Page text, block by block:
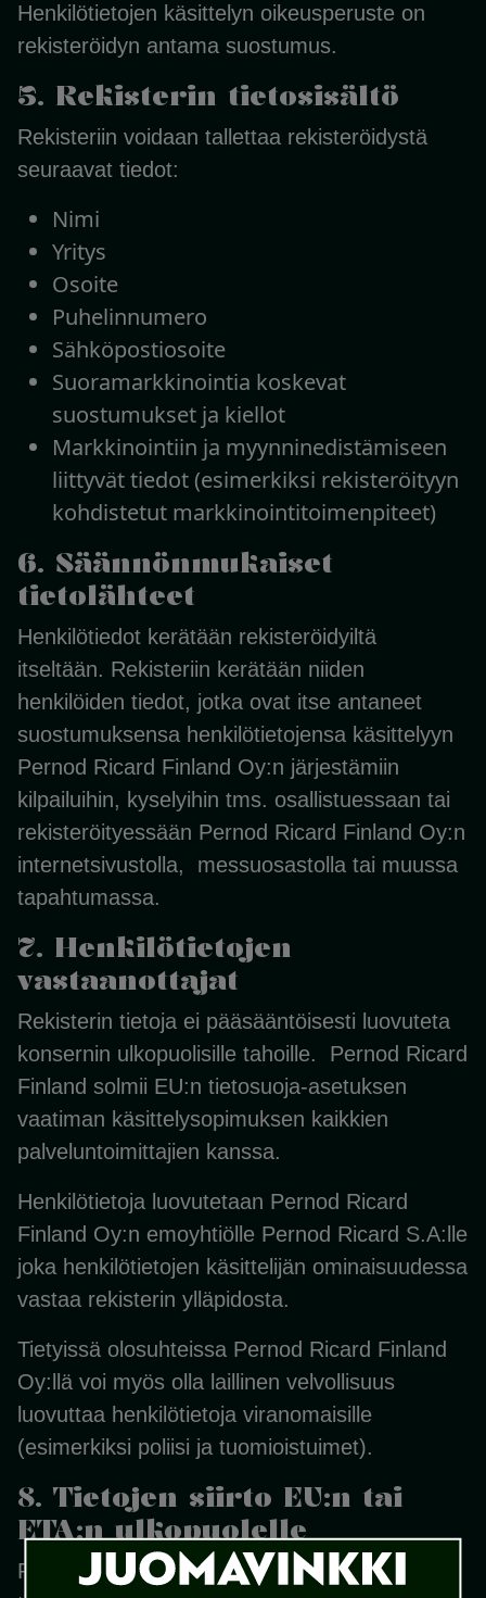
Henkilötietojen käsittelyn oikeusperuste on
rekisteröidyn antama suostumus.
5. Rekisterin tietosisältö
Rekisteriin voidaan tallettaa rekisteröidystä
seuraavat tiedot:
Nimi
Yritys
Osoite
Puhelinnumero
Sähköpostiosoite
Suoramarkkinointia koskevat
suostumukset ja kiellot
Markkinointiin ja myynninedistämiseen
liittyvät tiedot (esimerkiksi rekisteröityyn
kohdistetut markkinointitoimenpiteet)
6. Säännönmukaiset
tietolähteet
Henkilötiedot kerätään rekisteröidyiltä
itseltään. Rekisteriin kerätään niiden
henkilöiden tiedot, jotka ovat itse antaneet
suostumuksensa henkilötietojensa käsittelyyn
Pernod Ricard Finland Oy:n järjestämiin
kilpailuihin, kyselyihin tms. osallistuessaan tai
rekisteröityessään Pernod Ricard Finland Oy:n
internetsivustolla, messuosastolla tai muussa
tapahtumassa.
7. Henkilötietojen
vastaanottajat
Rekisterin tietoja ei pääsääntöisesti luovuteta
konsernin ulkopuolisille tahoille. Pernod Ricard
Finland solmii EU:n tietosuoja-asetuksen
vaatiman käsittelysopimuksen kaikkien
palveluntoimittajien kanssa.
Henkilötietoja luovutetaan Pernod Ricard
Finland Oy:n emoyhtiölle Pernod Ricard S.A:lle
joka henkilötietojen käsittelijän ominaisuudessa
vastaa rekisterin ylläpidosta.
Tietyissä olosuhteissa Pernod Ricard Finland
Oy:llä voi myös olla laillinen velvollisuus
luovuttaa henkilötietoja viranomaisille
(esimerkiksi poliisi ja tuomioistuimet).
8. Tietojen siirto EU:n tai
ETA:n ulkopuolelle
Pernod Ricard Finland Oy käyttää